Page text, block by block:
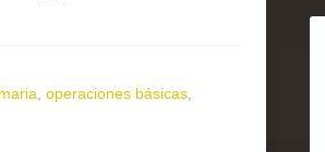
operaciones básicas